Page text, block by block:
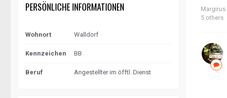
PERSÖNLICHE INFORMATIONEN
Wohnort Walldorf
Kennzeichen BB
Beruf Angestellter im öfftl. Dienst
Margirus
5 others